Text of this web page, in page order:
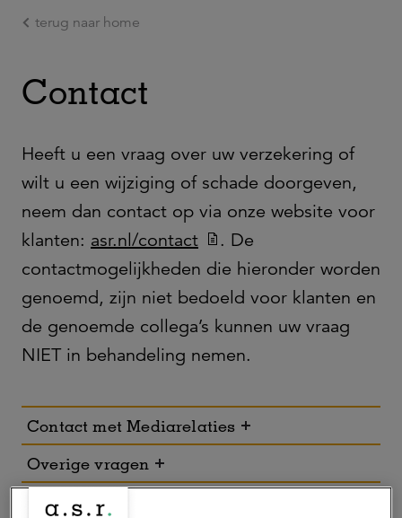
Ga naar de hoofdinhoud
terug naar home
Contact
Heeft u een vraag over uw verzekering of
wilt u een wijziging of schade doorgeven,
neem dan contact op via onze website voor
klanten: asr.nl/contact
. De
contactmogelijkheden die hieronder worden
genoemd, zijn niet bedoeld voor klanten en
de genoemde collega’s kunnen uw vraag
NIET in behandeling nemen.
Contact met Mediarelaties
Overige vragen